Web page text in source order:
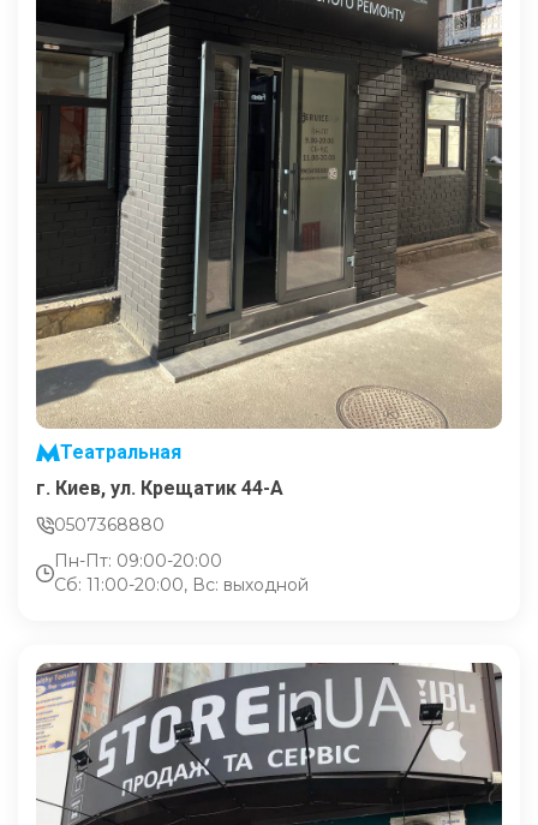
Театральная
г. Киев, ул. Крещатик 44-А
0507368880
Пн-Пт: 09:00-20:00
Сб: 11:00-20:00, Вс: выходной